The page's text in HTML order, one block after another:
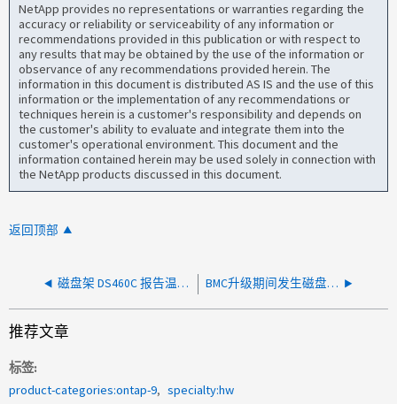
NetApp provides no representations or warranties regarding the
accuracy or reliability or serviceability of any information or
recommendations provided in this publication or with respect to
any results that may be obtained by the use of the information or
observance of any recommendations provided herein. The
information in this document is distributed AS IS and the use of this
information or the implementation of any recommendations or
techniques herein is a customer's responsibility and depends on
the customer's ability to evaluate and integrate them into the
customer's operational environment. This document and the
information contained herein may be used solely in connection with
the NetApp products discussed in this document.
返回顶部
磁盘架 DS460C 报告温度过低 (UT) 警告警报 BMC升级期间发生磁盘架故障
推荐文章
标签
product-categories:ontap-9
specialty:hw